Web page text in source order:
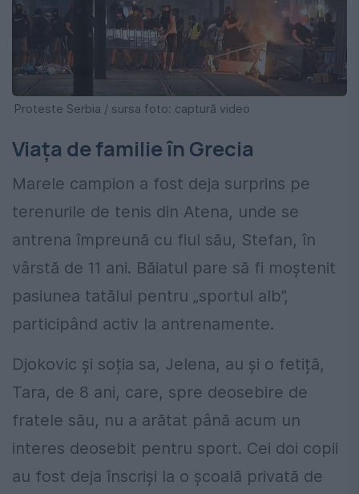
Proteste Serbia / sursa foto: captură video
Viața de familie în Grecia
Marele campion a fost deja surprins pe
terenurile de tenis din Atena, unde se
antrena împreună cu fiul său, Stefan, în
vârstă de 11 ani. Băiatul pare să fi moștenit
pasiunea tatălui pentru „sportul alb”,
participând activ la antrenamente.
Djokovic și soția sa, Jelena, au și o fetiță,
Tara, de 8 ani, care, spre deosebire de
fratele său, nu a arătat până acum un
interes deosebit pentru sport. Cei doi copii
au fost deja înscriși la o școală privată de